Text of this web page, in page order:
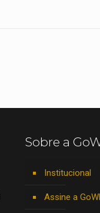
Sobre a
Institucional
Assine a